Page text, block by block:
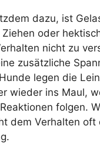
dazu, ist
oder
nicht zu
zusätzliche
legen die
wieder ins Maul,
folgen.
dem Verhalten oft